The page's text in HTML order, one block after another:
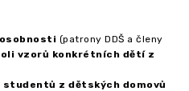
(patrony DDŠ a členy
vzorů konkrétních dětí z
studentů z dětských domovů